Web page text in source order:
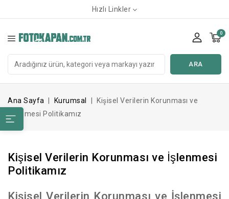
Hızlı Linkler
0
ARA
Ana Sayfa Kurumsal
Kişisel Verilerin Korunması ve
İşlenmesi Politikamız
Kişisel Verilerin Korunması ve İşlenmesi
Politikamız
Kişisel Verilerin Korunması ve İşlenmesi